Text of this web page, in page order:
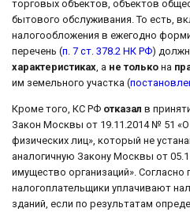
торговых объектов, объектов
бытового обслуживания. То есть,
налогообложения в ежегодно
перечень (п. 7 ст. 378.2 НК РФ)
характеристиках, а не только на
им земельного участка (
Кроме того, КС РФ отказал в
Закон Москвы от 19.11.2014 № 51
физических лиц», который не
аналогичную Закону Москвы от
имущество организаций». Согласно
налогоплательщики уплачивают
зданий, если по результатам